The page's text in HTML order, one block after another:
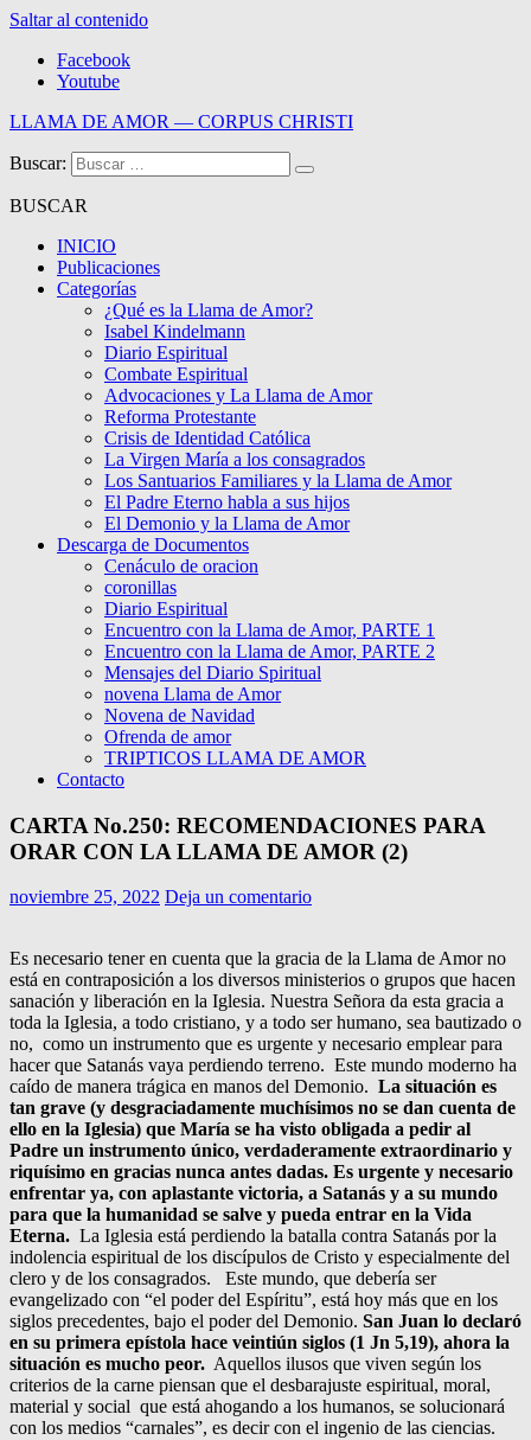
Saltar al contenido
Facebook
Youtube
LLAMA DE AMOR — CORPUS CHRISTI
Blog de la Llama de Amor
Buscar:
BUSCAR
INICIO
Publicaciones
Categorías
¿Qué es la Llama de Amor?
Isabel Kindelmann
Diario Espiritual
Combate Espiritual
Advocaciones y La Llama de Amor
Reforma Protestante
Crisis de Identidad Católica
La Virgen María a los consagrados
Los Santuarios Familiares y la Llama de Amor
El Padre Eterno habla a sus hijos
El Demonio y la Llama de Amor
Descarga de Documentos
Cenáculo de oracion
coronillas
Diario Espiritual
Encuentro con la Llama de Amor, PARTE 1
Encuentro con la Llama de Amor, PARTE 2
Mensajes del Diario Spiritual
novena Llama de Amor
Novena de Navidad
Ofrenda de amor
TRIPTICOS LLAMA DE AMOR
Contacto
CARTA No.250: RECOMENDACIONES PARA
ORAR CON LA LLAMA DE AMOR (2)
noviembre 25, 2022 Deja un comentario
Es necesario tener en cuenta que la gracia de la Llama de Amor no
está en contraposición a los diversos ministerios o grupos que hacen
sanación y liberación en la Iglesia. Nuestra Señora da esta gracia a
toda la Iglesia, a todo cristiano, y a todo ser humano, sea bautizado o
no, como un instrumento que es urgente y necesario emplear para
hacer que Satanás vaya perdiendo terreno. Este mundo moderno ha
caído de manera trágica en manos del Demonio. La situación es
tan grave (y desgraciadamente muchísimos no se dan cuenta de
ello en la Iglesia) que María se ha visto obligada a pedir al
Padre un instrumento único, verdaderamente extraordinario y
riquísimo en gracias nunca antes dadas. Es urgente y necesario
enfrentar ya, con aplastante victoria, a Satanás y a su mundo
para que la humanidad se salve y pueda entrar en la Vida
Eterna. La Iglesia está perdiendo la batalla contra Satanás por la
indolencia espiritual de los discípulos de Cristo y especialmente del
clero y de los consagrados. Este mundo, que debería ser
evangelizado con “el poder del Espíritu”, está hoy más que en los
siglos precedentes, bajo el poder del Demonio. San Juan lo declaró
en su primera epístola hace veintiún siglos (1 Jn 5,19), ahora la
situación es mucho peor. Aquellos ilusos que viven según los
criterios de la carne piensan que el desbarajuste espiritual, moral,
material y social que está ahogando a los humanos, se solucionará
con los medios “carnales”, es decir con el ingenio de las ciencias.